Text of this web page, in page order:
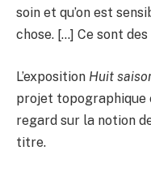
soin et qu’on est
chose. […] Ce sont
L’exposition Huit
projet
regard sur la notion
titre.